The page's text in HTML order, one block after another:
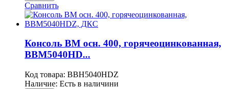
Сравнить
Консоль BM осн. 400, горячеоцинкованная,
BBM5040HD...
Код товара: BBH5040HDZ
Наличие: Есть в наличини